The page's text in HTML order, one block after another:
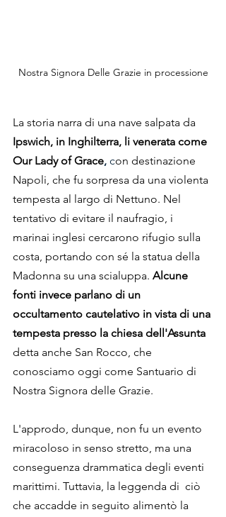
Nostra Signora Delle Grazie in processione
La storia narra di una nave salpata da
Ipswich, in Inghilterra, li venerata come
Our Lady of Grace, con destinazione
Napoli, che fu sorpresa da una violenta
tempesta al largo di Nettuno. Nel
tentativo di evitare il naufragio, i
marinai inglesi cercarono rifugio sulla
costa, portando con sé la statua della
Madonna su una scialuppa. Alcune
fonti invece parlano di un
occultamento cautelativo in vista di una
tempesta presso la chiesa dell'Assunta
detta anche San Rocco, che
conosciamo oggi come Santuario di
Nostra Signora delle Grazie.
L'approdo, dunque, non fu un evento
miracoloso in senso stretto, ma una
conseguenza drammatica degli eventi
marittimi. Tuttavia, la leggenda di  ciò
che accadde in seguito alimentò la